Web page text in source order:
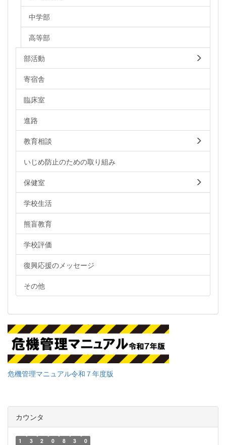
中学部
高等部
部活動
寄宿舎
臨床室
進路
教育相談
いじめ防止のための取り組み
保健室
学校生活
熊盲教育
学校評価
復興応援のメッセージ
その他
危機管理マニュアル令和７年度版
カウンタ
1 3 2 0 8 3 0